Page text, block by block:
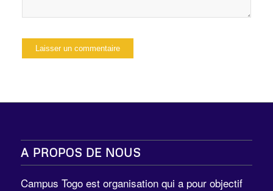
A PROPOS DE NOUS
Campus Togo est organisation qui a pour objectif